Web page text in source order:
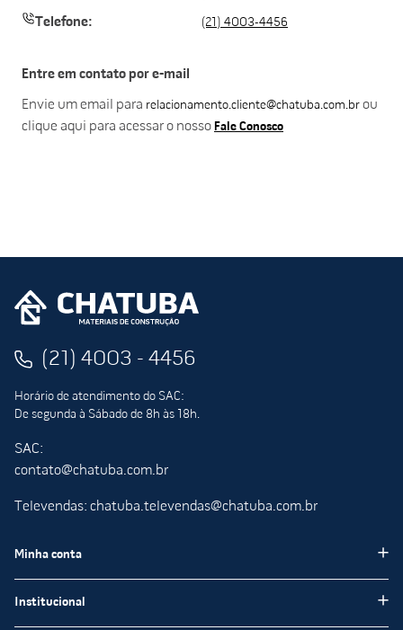
Telefone: (21) 4003-4456
Entre em contato por e-mail
Envie um email para relacionamento.cliente@chatuba.com.br ou
clique aqui para acessar o nosso Fale Conosco
(21) 4003 - 4456
Horário de atendimento do SAC:
De segunda à Sábado de 8h às 18h.
SAC:
contato@chatuba.com.br
Televendas: chatuba.televendas@chatuba.com.br
Minha conta
Institucional